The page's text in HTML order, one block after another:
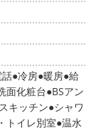
話 冷房 暖房 給
面化粧台 BSアン
キッチン シャワ
トイレ別室 温水